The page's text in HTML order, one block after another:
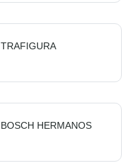
TRAFIGURA
BOSCH HERMANOS